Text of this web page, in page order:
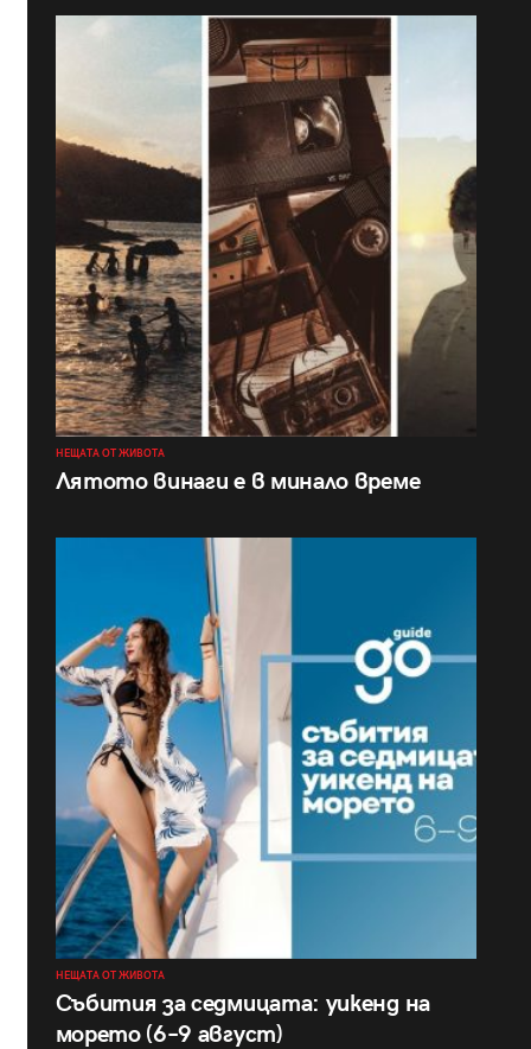
НЕЩАТА ОТ ЖИВОТА
Лятото винаги е в минало време
НЕЩАТА ОТ ЖИВОТА
Събития за седмицата: уикенд на
морето (6–9 август)